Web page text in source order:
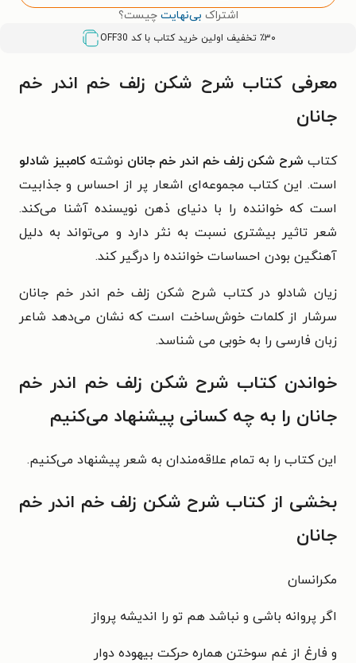
اشتراک بی‌نهایت چیست؟
٪۳۰ تخفیف اولین خرید کتاب با کد OFF30
معرفی کتاب شرح شکن زلف خم اندر خم
جانان
کتاب شرح شکن زلف خم اندر خم جانان نوشته کامبیز شادلو
است. این کتاب مجموعه‌ای اشعار پر از احساس و جذابیت
است که خواننده را با دنیای ذهن نویسنده آشنا می‌کند.
شعر تاثیر بیشتری نسبت به نثر دارد و می‌تواند به دلیل
آهنگین بودن احساسات خواننده را درگیر کند.
زیان شادلو در کتاب شرح شکن زلف خم اندر خم جانان
سرشار از کلمات خوش‌ساخت است که نشان می‌دهد شاعر
زبان فارسی را به خوبی می شناسد.
خواندن کتاب شرح شکن زلف خم اندر خم
جانان را به چه کسانی پیشنهاد می‌کنیم
این کتاب را به تمام علاقه‌مندان به شعر پیشنهاد می‌کنیم.
بخشی از کتاب شرح شکن زلف خم اندر خم
جانان
مکرانسان
اگر پروانه باشی و نباشد هم تو را اندیشه پرواز
و فارغ از غم سوختن هماره حرکت بیهوده دوار